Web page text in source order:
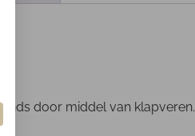
door middel van klapveren.